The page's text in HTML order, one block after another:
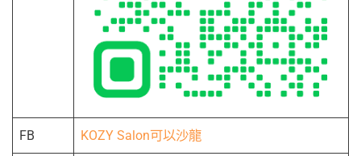
FB KOZY Salon可以沙龍